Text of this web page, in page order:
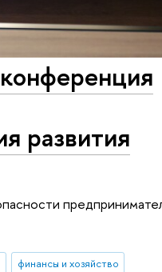
развития
финансы и хозяйство